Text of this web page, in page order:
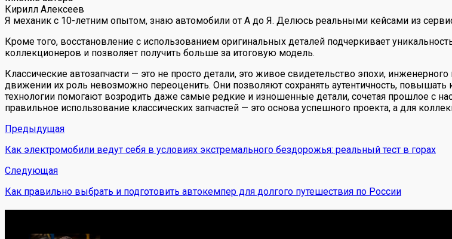
Кирилл Алексеев
Я механик с 10-летним опытом, знаю автомобили от А до Я. Делюсь реальными кейсами из
Кроме того, восстановление с использованием оригинальных деталей подчеркивает
коллекционеров и позволяет получить больше за итоговую модель.
Классические автозапчасти — это не просто детали, это живое свидетельство эпохи,
движении их роль невозможно переоценить. Они позволяют сохранять аутентичность,
технологии помогают возродить даже самые редкие и изношенные детали, сочетая прошлое с
правильное использование классических запчастей — это основа успешного проекта, а для
Предыдущая
Как электромобили ведут себя в условиях экстремального бездорожья: реальный тест в горах
Следующая
Как правильно выбрать и подготовить автокемпер для долгого путешествия по России